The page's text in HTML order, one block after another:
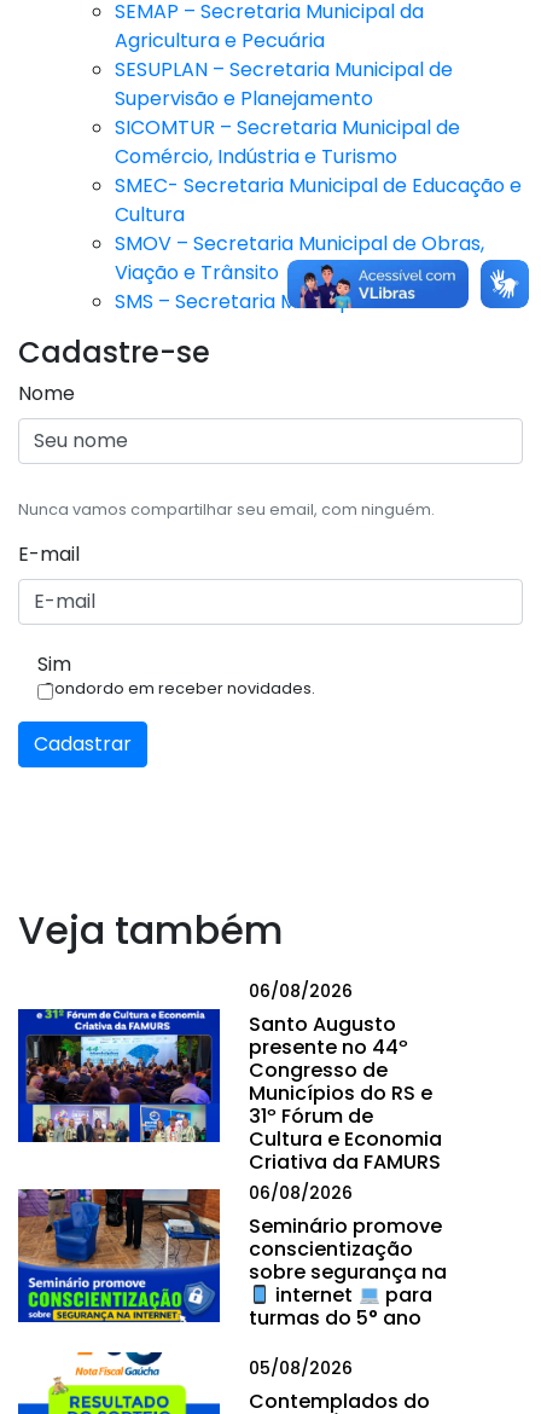
SEMAP – Secretaria Municipal da
Agricultura e Pecuária
SESUPLAN – Secretaria Municipal de
Supervisão e Planejamento
SICOMTUR – Secretaria Municipal de
Comércio, Indústria e Turismo
SMEC- Secretaria Municipal de Educação e
Cultura
SMOV – Secretaria Municipal de Obras,
Viação e Trânsito
SMS – Secretaria Municipal de Saúde
Cadastre-se
Nome
Nunca vamos compartilhar seu email, com ninguém.
E-mail
Sim
Condordo em receber novidades.
Cadastrar
Veja também
06/08/2026
Santo Augusto
presente no 44º
Congresso de
Municípios do RS e
31º Fórum de
Cultura e Economia
Criativa da FAMURS
06/08/2026
Seminário promove
conscientização
sobre segurança na
internet
para
turmas do 5° ano
05/08/2026
Contemplados do